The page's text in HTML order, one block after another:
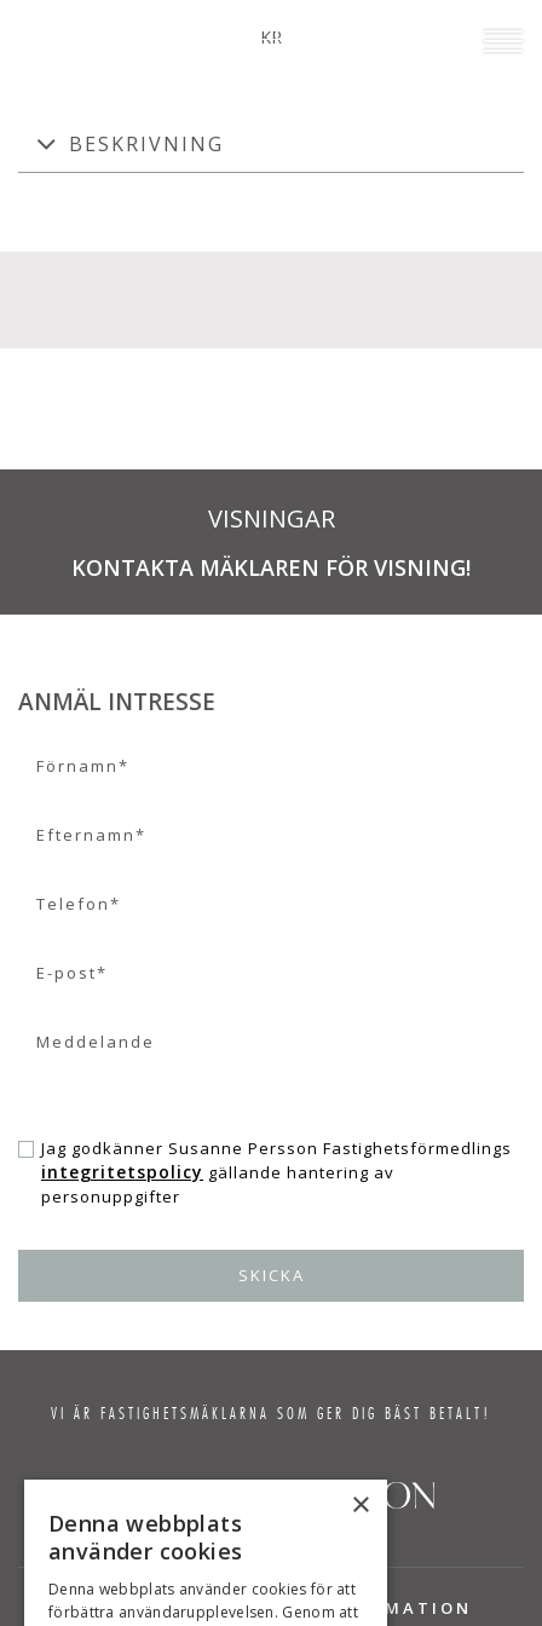
KR
BESKRIVNING
VISNINGAR
KONTAKTA MÄKLAREN FÖR VISNING!
ANMÄL INTRESSE
Jag godkänner Susanne Persson Fastighetsförmedlings
integritetspolicy gällande hantering av
personuppgifter
VI ÄR FASTIGHETSMÄKLARNA SOM GER DIG BÄST BETALT!
TJÄNSTER INFORMATION
×
Denna webbplats
använder cookies
Denna webbplats använder cookies för att
förbättra användarupplevelsen. Genom att